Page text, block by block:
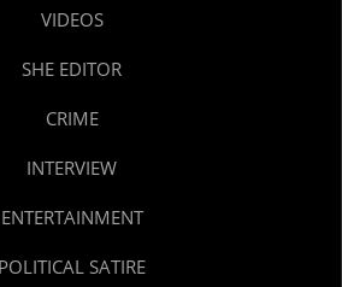
VIDEOS
SHE EDITOR
CRIME
INTERVIEW
ENTERTAINMENT
POLITICAL SATIRE